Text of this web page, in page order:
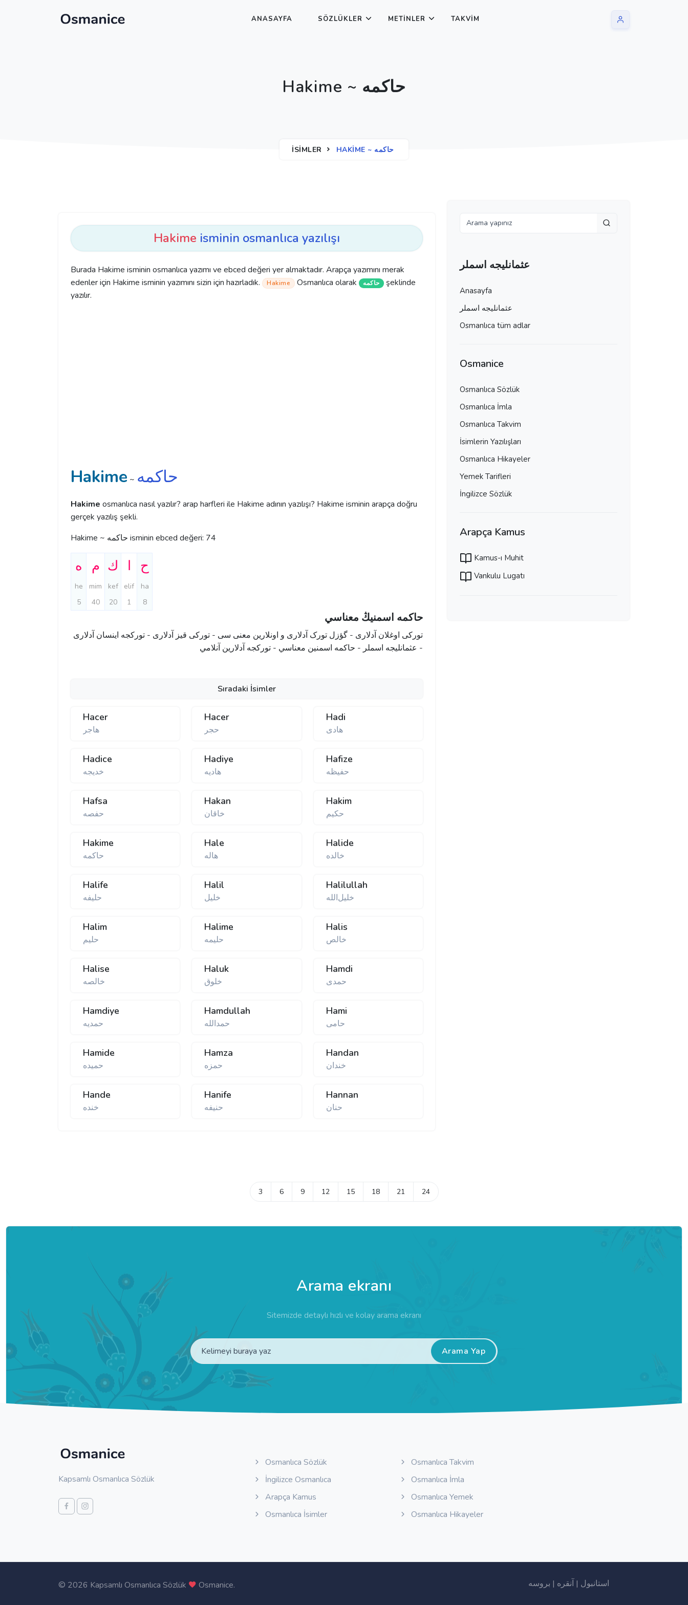
ANASAYFA SÖZLÜKLER METINLER TAKVIM
Hakime ~ حاكمه
İSIMLER HAKIME ~ حاكمه
Hakime isminin osmanlıca yazılışı
Burada Hakime isminin osmanlıca yazımı ve ebced değeri yer almaktadır. Arapça yazımını merak
edenler için Hakime isminin yazımını sizin için hazırladık.
Hakime Osmanlıca olarak حاكمه şeklinde
yazılır.
Hakime ~ حاكمه
Hakime osmanlıca nasıl yazılır? arap harfleri ile Hakime adının yazılışı? Hakime isminin arapça doğru
gerçek yazılış şekli.
Hakime ~ حاكمه isminin ebced değeri: 74
ح ا ك م ه
ha
elif
kef
mim
he
8
1
20
40
5
حاكمه اسمنيڭ معناسي
تورکی اوغلان آدلاری - گؤزل تورک آدلاری و اونلارین معنی سی - تورکی قیز آدلاری - تورکجه اینسان آدلاری
- عثمانليجه اسملر - حاكمه اسمنين معناسي - تورکجه آدلارین آنلامي
Sıradaki İsimler
Hacer
هاجر
Hacer
حجر
Hadi
هادی
Hadice
خدیجه
Hadiye
هادیه
Hafize
حفیظه
Hafsa
حفصه
Hakan
خاقان
Hakim
حكیم
Hakime
حاكمه
Hale
هاله
Halide
خالده
Halife
حلیفه
Halil
خلیل
Halilullah
خلیل‌الله
Halim
حلیم
Halime
حلیمه
Halis
خالص
Halise
خالصه
Haluk
خلوق
Hamdi
حمدی
Hamdiye
حمدیه
Hamdullah
حمدالله
Hami
حامی
Hamide
حمیده
Hamza
حمزه
Handan
خندان
Hande
خنده
Hanife
حنیفه
Hannan
حنان
عثمانليجه اسملر
Anasayfa
عثمانليجه اسملر
Osmanlıca tüm adlar
Osmanice
Osmanlıca Sözlük
Osmanlıca İmla
Osmanlıca Takvim
İsimlerin Yazılışları
Osmanlıca Hikayeler
Yemek Tarifleri
İngilizce Sözlük
Arapça Kamus
Kamus-ı Muhit
Vankulu Lugatı
3 6 9 12 15 18 21 24
Arama ekranı
Sitemizde detaylı hızlı ve kolay arama ekranı
Arama Yap
Kapsamlı Osmanlıca Sözlük
Osmanlıca Sözlük
İngilizce Osmanlıca
Arapça Kamus
Osmanlıca İsimler
Osmanlıca Takvim
Osmanlıca İmla
Osmanlıca Yemek
Osmanlıca Hikayeler
© 2026 Kapsamlı Osmanlıca Sözlük Osmanice. استانبول | آنقره | بروسه